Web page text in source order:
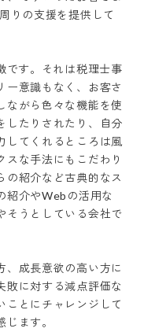
りの支援を提供して
です。それは税理士事
ー意識もなく、お客さ
ながら色々な機能を使
したりされたり、自分
してくれるところは風
スな手法にもこだわり
の紹介など古典的なス
紹介やWebの活用な
そうとしている会社で
、成長意欲の高い方に
敗に対する減点評価な
ことにチャレンジして
ます。